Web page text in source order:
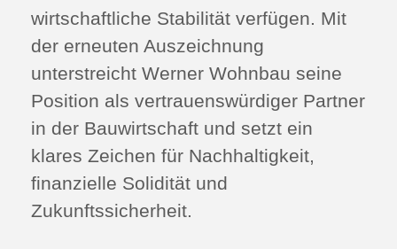
wirtschaftliche Stabilität verfügen. Mit
der erneuten Auszeichnung
unterstreicht Werner Wohnbau seine
Position als vertrauenswürdiger Partner
in der Bauwirtschaft und setzt ein
klares Zeichen für Nachhaltigkeit,
finanzielle Solidität und
Zukunftssicherheit.